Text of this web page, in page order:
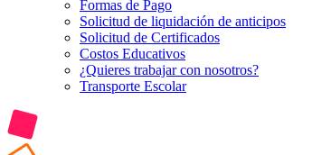
Formas de Pago
Solicitud de liquidación de anticipos
Solicitud de Certificados
Costos Educativos
¿Quieres trabajar con nosotros?
Transporte Escolar